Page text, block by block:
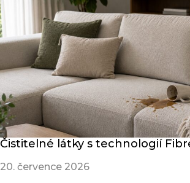
Čistitelné látky s technologií
20. července 2026